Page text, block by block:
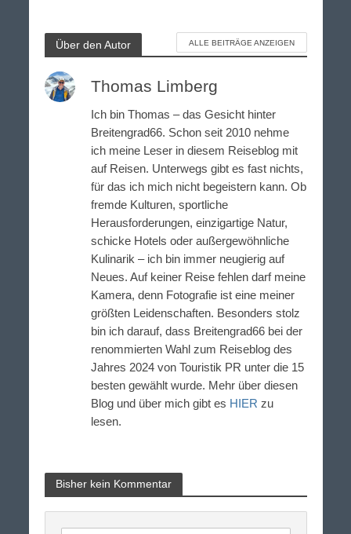
Über den Autor ALLE BEITRÄGE ANZEIGEN
Thomas Limberg
Ich bin Thomas – das Gesicht hinter
Breitengrad66. Schon seit 2010 nehme
ich meine Leser in diesem Reiseblog mit
auf Reisen. Unterwegs gibt es fast nichts,
für das ich mich nicht begeistern kann. Ob
fremde Kulturen, sportliche
Herausforderungen, einzigartige Natur,
schicke Hotels oder außergewöhnliche
Kulinarik – ich bin immer neugierig auf
Neues. Auf keiner Reise fehlen darf meine
Kamera, denn Fotografie ist eine meiner
größten Leidenschaften. Besonders stolz
bin ich darauf, dass Breitengrad66 bei der
renommierten Wahl zum Reiseblog des
Jahres 2024 von Touristik PR unter die 15
besten gewählt wurde. Mehr über diesen
Blog und über mich gibt es HIER zu
lesen.
Bisher kein Kommentar